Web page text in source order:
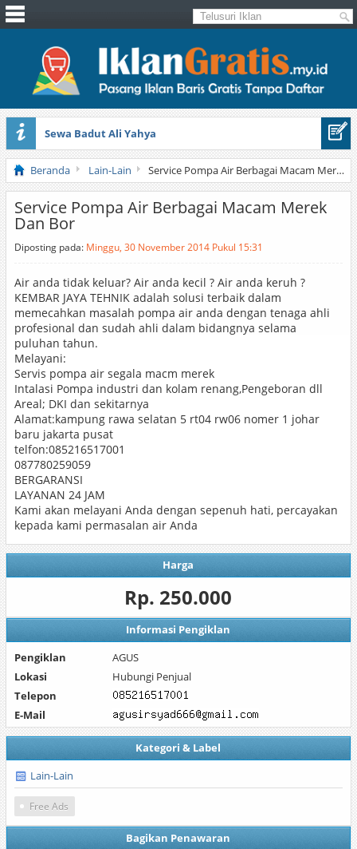
Sewa Badut Ali Yahya
Honda Brio 1.3 E AT CBU 2012 Putih
Beranda Lain-Lain Service Pompa Air Berbagai Macam Merek Dan Bor
Service Pompa Air Berbagai Macam Merek
Dan Bor
Diposting pada: Minggu, 30 November 2014 Pukul 15:31
Air anda tidak keluar? Air anda kecil ? Air anda keruh ?
KEMBAR JAYA TEHNIK adalah solusi terbaik dalam
memecahkan masalah pompa air anda dengan tenaga ahli
profesional dan sudah ahli dalam bidangnya selama
puluhan tahun.
Melayani:
Servis pompa air segala macm merek
Intalasi Pompa industri dan kolam renang,Pengeboran dll
Areal; DKI dan sekitarnya
Alamat:kampung rawa selatan 5 rt04 rw06 nomer 1 johar
baru jakarta pusat
telfon:085216517001
087780259059
BERGARANSI
LAYANAN 24 JAM
Kami akan melayani Anda dengan sepenuh hati, percayakan
kepada kami permasalan air Anda
Harga
Rp. 250.000
Informasi Pengiklan
Pengiklan
AGUS
Lokasi
Hubungi Penjual
Telepon
E-Mail
Kategori & Label
Lain-Lain
Free Ads
Bagikan Penawaran